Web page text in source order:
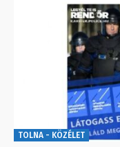
TOLNA - KÖZÉLET